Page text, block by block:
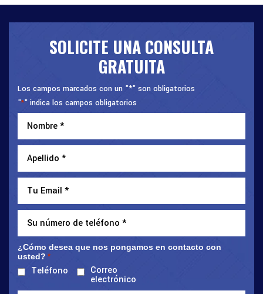
SOLICITE UNA CONSULTA
GRATUITA
Los campos marcados con un "*" son obligatorios
"*" indica los campos obligatorios
¿Cómo desea que nos pongamos en contacto con
usted? *
Teléfono Correo
electrónico